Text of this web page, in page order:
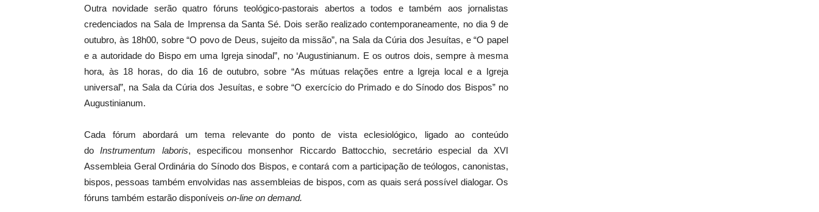
Outra novidade serão quatro fóruns teológico-pastorais abertos a todos e também aos jornalistas
credenciados na Sala de Imprensa da Santa Sé. Dois serão realizado contemporaneamente, no dia 9 de
outubro, às 18h00, sobre “O povo de Deus, sujeito da missão”, na Sala da Cúria dos Jesuítas, e “O papel
e a autoridade do Bispo em uma Igreja sinodal”, no ‘Augustinianum. E os outros dois, sempre à mesma
hora, às 18 horas, do dia 16 de outubro, sobre “As mútuas relações entre a Igreja local e a Igreja
universal”, na Sala da Cúria dos Jesuítas, e sobre “O exercício do Primado e do Sínodo dos Bispos” no
Augustinianum.
Cada fórum abordará um tema relevante do ponto de vista eclesiológico, ligado ao conteúdo
doInstrumentum laboris, especificou monsenhor Riccardo Battocchio, secretário especial da XVI
Assembleia Geral Ordinária do Sínodo dos Bispos, e contará com a participação de teólogos, canonistas,
bispos, pessoas também envolvidas nas assembleias de bispos, com as quais será possível dialogar. Os
fóruns também estarão disponíveis on-line on demand.